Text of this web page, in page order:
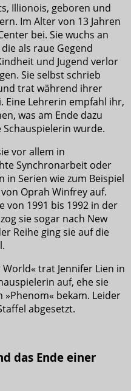
Illionois, geboren und
Im Alter von 13 Jahren
bei. Sie wuchs an
als raue Gegend
und Jugend verlor
Sie selbst schrieb
trat während ihrer
Eine Lehrerin empfahl ihr,
was am Ende dazu
wurde.
vor allem in
Synchronarbeit oder
in Serien wie zum Beispiel
Oprah Winfrey auf.
von 1991 bis 1992 in der
sie sogar nach New
Reihe ging sie auf die
trat Jennifer Lien in
auf, ehe sie
»Phenom« bekam. Leider
abgesetzt.
das Ende einer